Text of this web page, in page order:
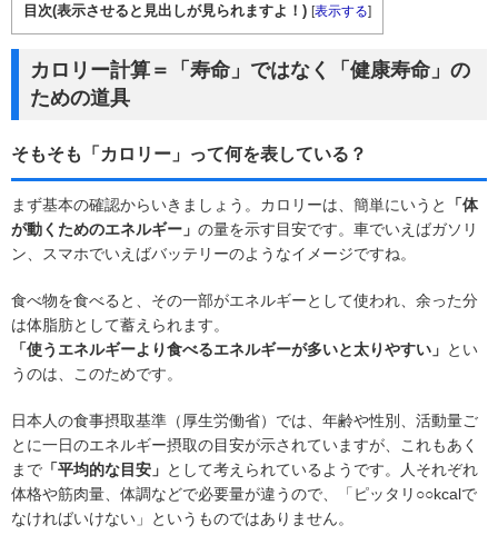
目次(表示させると見出しが見られますよ！) [表示する]
カロリー計算＝「寿命」ではなく「健康寿命」の
ための道具
そもそも「カロリー」って何を表している？
まず基本の確認からいきましょう。カロリーは、簡単にいうと
「体
が動くためのエネルギー」 の量を示す目安です。車でいえばガソリ
ン、スマホでいえばバッテリーのようなイメージですね。
食べ物を食べると、その一部がエネルギーとして使われ、余った分
は体脂肪として蓄えられます。
「使うエネルギーより食べるエネルギーが多いと太りやすい」 とい
うのは、このためです。
日本人の食事摂取基準（厚生労働省）では、年齢や性別、活動量ご
とに一日のエネルギー摂取の目安が示されていますが、これもあく
まで 「平均的な目安」 として考えられているようです。人それぞれ
体格や筋肉量、体調などで必要量が違うので、「ピッタリ○○kcalで
なければいけない」というものではありません。